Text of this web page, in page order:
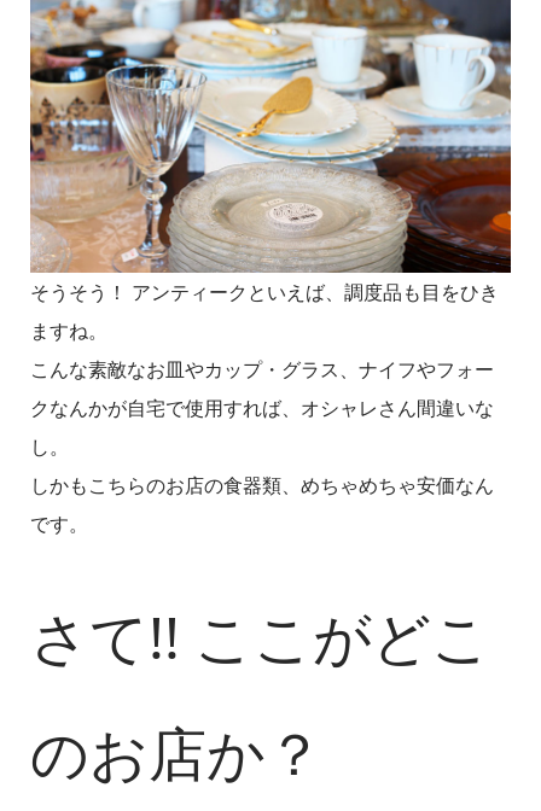
そうそう！ アンティークといえば、調度品も目をひき
ますね。
こんな素敵なお皿やカップ・グラス、ナイフやフォー
クなんかが自宅で使用すれば、オシャレさん間違いな
し。
しかもこちらのお店の食器類、めちゃめちゃ安価なん
です。
さて!! ここがどこ
のお店か？